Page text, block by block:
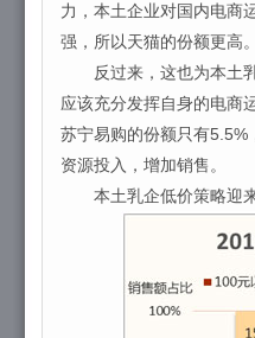
力，本土企业对国内电商
强，所以天猫的份额更高。
反过来，这也为本土乳
应该充分发挥自身的电商
苏宁易购的份额只有5.5%
资源投入，增加销售。
本土乳企低价策略迎